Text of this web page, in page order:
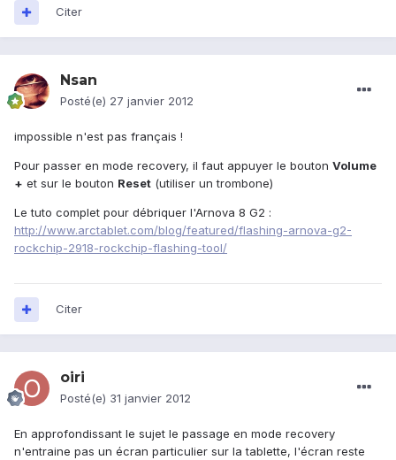
Citer
Nsan
Posté(e) 27 janvier 2012
impossible n'est pas français !
Pour passer en mode recovery, il faut appuyer le bouton Volume
+ et sur le bouton Reset (utiliser un trombone)
Le tuto complet pour débriquer l'Arnova 8 G2 :
http://www.arctablet.com/blog/featured/flashing-arnova-g2-
rockchip-2918-rockchip-flashing-tool/
Citer
oiri
Posté(e) 31 janvier 2012
En approfondissant le sujet le passage en mode recovery
n'entraine pas un écran particulier sur la tablette, l'écran reste